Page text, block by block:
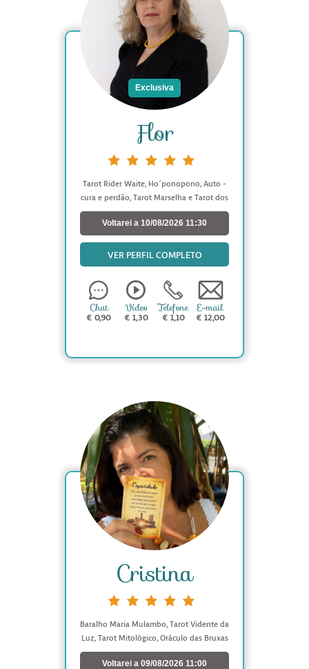
Exclusiva
Flor
Tarot Rider Waite, Ho´ponopono, Auto -
cura e perdão, Tarot Marselha e Tarot dos
Dragões Vermelhos. Mestre Reiki e
médium de cura. Viagem mediúnica a
vidas passadas, Tratamentos de Reiki à
distância e Meditação guiada.
Voltarei a 10/08/2026 11:30
VER PERFIL COMPLETO
Chat
€ 0,90
Vídeo
€ 1,30
Telefone
€ 1,10
E-mail
€ 12,00
Cristina
Baralho Maria Mulambo, Tarot Vidente da
Luz, Tarot Mitológico, Oráculo das Bruxas
Voltarei a 09/08/2026 11:00